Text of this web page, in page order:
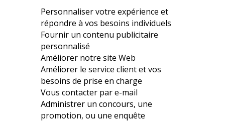
Personnaliser votre expérience et
répondre à vos besoins individuels
Fournir un contenu publicitaire
personnalisé
Améliorer notre site Web
Améliorer le service client et vos
besoins de prise en charge
Vous contacter par e-mail
Administrer un concours, une
promotion, ou une enquête